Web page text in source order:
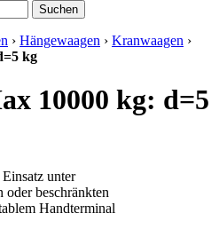
Suchen
› Hängewaagen › Kranwaagen ›
kg
10000 kg: d=5
unter
oder beschränkten
Handterminal